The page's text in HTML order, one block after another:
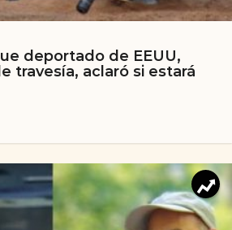
deportado de EEUU,
travesía, aclaró si estará